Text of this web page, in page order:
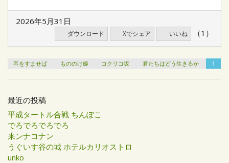
2026年5月31日
ダウンロード Xでシェア いいね （1）
耳をすませば もののけ姫 コクリコ坂 君たちはどう生きるか 1
最近の投稿
平成タートル合戦 ちんぽこ
でろでろでろでろ
来ンナコナン
うぐいす谷の城 ホテルカリオストロ
unko